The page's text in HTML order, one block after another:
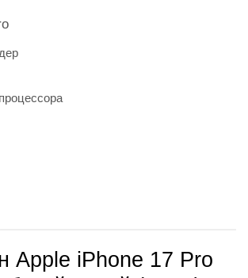
Apple iPhone 17 Pro